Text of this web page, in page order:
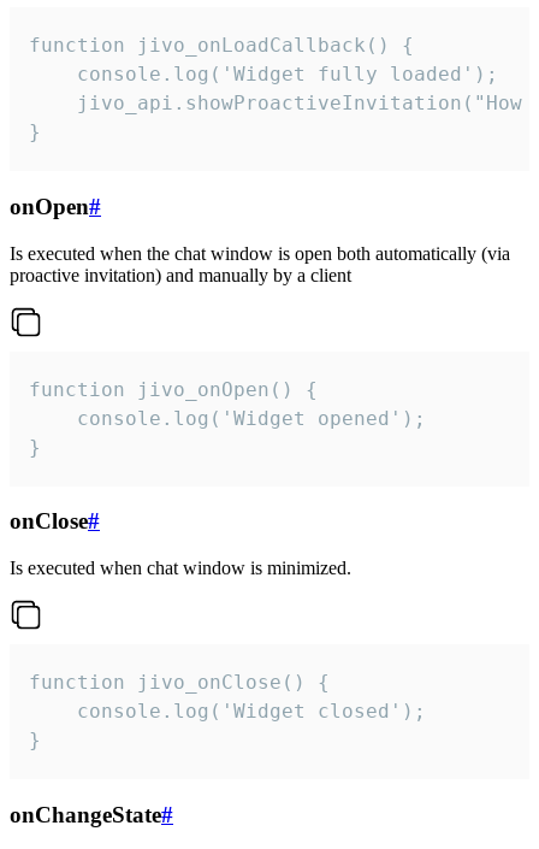
function jivo_onLoadCallback() {
    console.log('Widget fully loaded');
jivo_api.showProactiveInvitation("How
}
onOpen#
Is executed when the chat window is open both automatically (via
proactive invitation) and manually by a client
function jivo_onOpen() {
    console.log('Widget opened');
}
onClose#
Is executed when chat window is minimized.
function jivo_onClose() {
    console.log('Widget closed');
}
onChangeState#